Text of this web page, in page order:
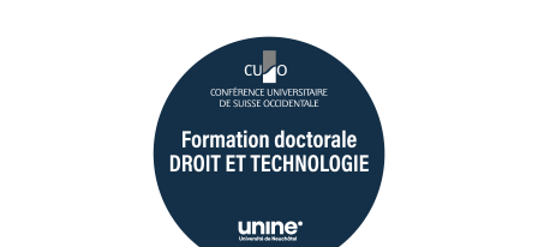
technologie
Le Cycle de rencontres doctorales «
Droit et technologie » est une série
de six rencontres qui visent à
engager une réflexion continue sur
le cadre juridique dans lequel la
technologie peut se développer en